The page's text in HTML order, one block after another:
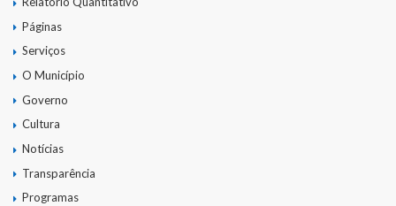
Páginas
Serviços
O Município
Governo
Cultura
Notícias
Transparência
Programas